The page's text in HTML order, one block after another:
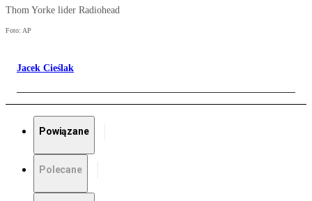
Thom Yorke lider Radiohead
Foto: AP
Jacek Cieślak
Powiązane
Polecane